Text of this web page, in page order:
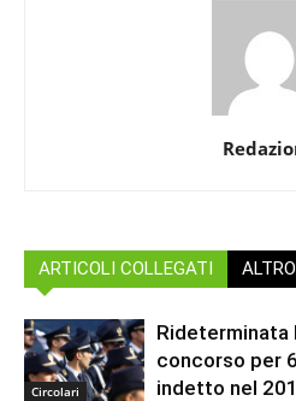
ARTICOLI COLLEGATI
Circolari
Rideterminata
concorso per
indetto nel